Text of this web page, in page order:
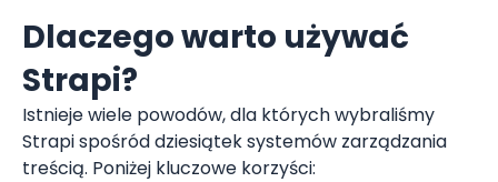
Dlaczego warto używać
Strapi?
Istnieje wiele powodów, dla których wybraliśmy
Strapi spośród dziesiątek systemów zarządzania
treścią. Poniżej kluczowe korzyści: